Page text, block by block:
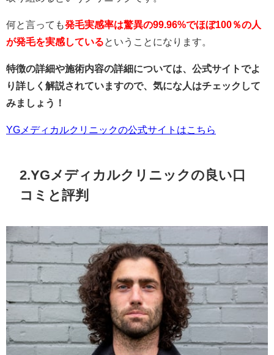
何と言っても発毛実感率は驚異の99.96%でほぼ100％の人
が発毛を実感している ということになります。
特徴の詳細や施術内容の詳細については、公式サイトでよ
り詳しく解説されていますので、気にな人はチェックして
みましょう！
YGメディカルクリニックの公式サイトはこちら
2.YGメディカルクリニックの良い口
コミと評判